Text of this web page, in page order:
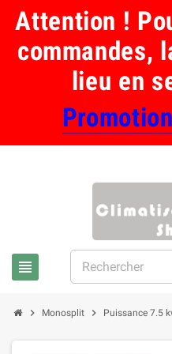
Attention !
commandes,
lieu en
view_headline
chevron_right Monosplit chevron_right Puissance 7.5